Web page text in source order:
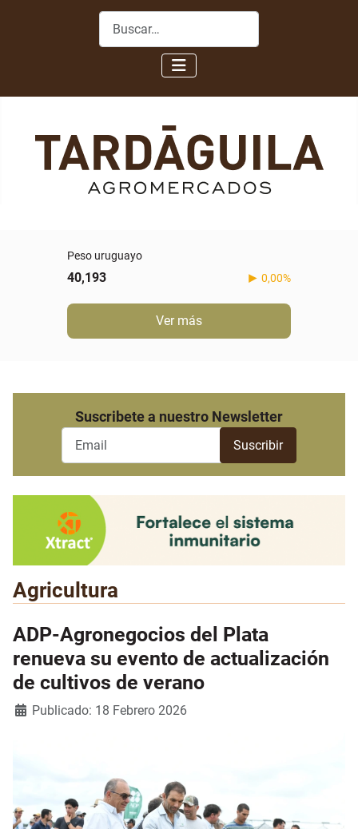
Buscar
Peso uruguayo
40,193 0,00%
Ver más
Suscribete a nuestro Newsletter
Agricultura
ADP-Agronegocios del Plata
renueva su evento de actualización
de cultivos de verano
Detalles
Publicado: 18 Febrero 2026